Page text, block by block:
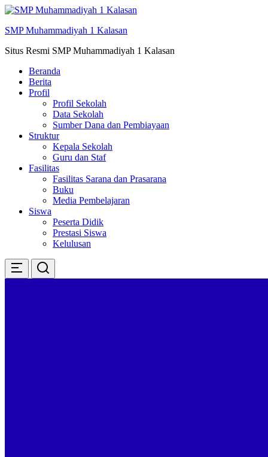
Skip
konten
SMP Muhammadiyah 1 Kalasan
Situs Resmi SMP Muhammadiyah 1 Kalasan
Beranda
Berita
Profil
Profil Sekolah
Data Sekolah
Sumber Dana dan Pembiayaan
Struktur
Kepala Sekolah
Guru dan Staf
Fasilitas
Fasilitas Sarana dan Prasarana
Buku
Media Pembelajaran
Siswa
Peserta Didik
Prestasi Siswa
Kelulusan